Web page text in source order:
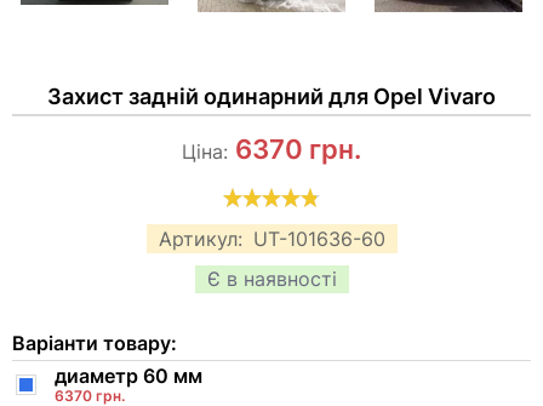
Захист задній одинарний для Opel Vivaro
Артикул: UT-101636-60
Є в наявності
Ціна: 6370 грн.
Варіанти товару:
диаметр 60 мм
6370 грн.